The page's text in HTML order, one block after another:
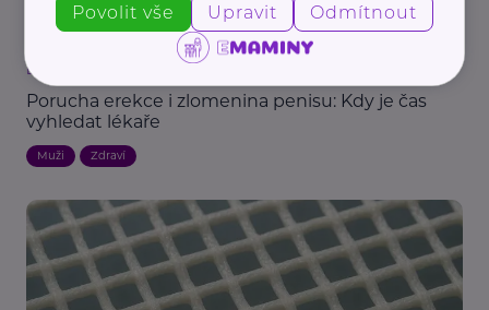
Loono, z. s.
Porucha erekce i zlomenina penisu: Kdy je čas
vyhledat lékaře
Muži Zdraví
Povolit vše Upravit Odmítnout